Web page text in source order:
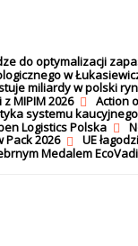
do optymalizacji
w
miliardy w polski
MIPIM 2026 Action
systemu kaucyjnego
Logistics Polska
2026 UE
Medalem